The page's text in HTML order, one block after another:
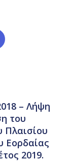
– Λήψη
του
Πλαισίου
Εορδαίας
2019.